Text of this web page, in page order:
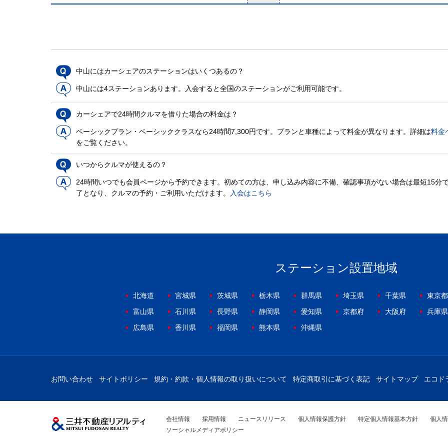
中山にはカーシェアのステーションはいくつあるの？
中山には4ステーションあります。入会すると全国のステーションがご利用可能です。
カーシェアで24時間クルマを借りた場合の料金は？
ベーシックプラン・ベーシッククラスなら24時間7,300円です。プランと車種によって料金が異なります。詳細は料金
をご覧ください。
いつからクルマが使えるの？
24時間いつでも会員ページから予約できます。初めての方は、申し込み内容に不備、確認事項がない場合は最短15分
了となり、クルマの予約・ご利用いただけます。
入会はこちら
ステーション設置地域
北海道 宮城県 茨城県 栃木県 群馬県 埼玉県 千葉県 東京都
富山県
石川県 長野県 静岡県 愛知県 京都府 大阪府 兵庫県
広島県
香川県 福岡県 熊本県 沖縄県
お問い合わせ サイトポリシー 規約・約款・個人情報の取り扱いについて 特定商取引に基づく表記 サイトマップ エコド
会社情報 採用情報 ニュースリリース 個人情報保護方針 特定個人情報基本方針 個人
ソーシャルメディアポリシー